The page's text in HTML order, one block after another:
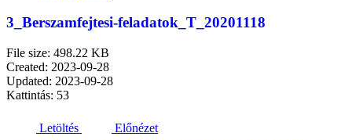
3_Berszamfejtesi-feladatok_T_20201118
File size: 498.22 KB
Created: 2023-09-28
Updated: 2023-09-28
Kattintás: 53
Letöltés Előnézet